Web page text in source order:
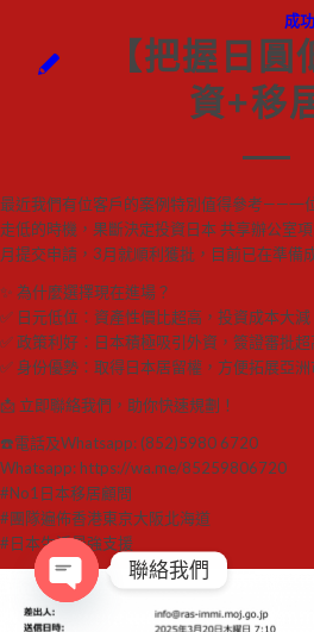
成
【把握日
資+移
最近我們有位客戶的案例特別值得參考——一
走低的時機，果斷決定投資日本 共享辦公室
月提交申請，3月就順利獲批，目前已在準備
✨ 為什麼選擇現在進場？
✅ 日元低位：資產性價比超高，投資成本大減
✅ 政策利好：日本積極吸引外資，簽證審批超
✅ 身份優勢：取得日本居留權，方便拓展亞洲
📩 立即聯絡我們，助你快速規劃！
☎️電話及Whatsapp: (852)5980 6720
Whatsapp: https://wa.me/85259806720
#No1日本移居顧問
#團隊遍佈香港東京大阪北海道
#日本生活最強支援
聯絡我們